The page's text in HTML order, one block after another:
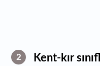
2
Kent-kır